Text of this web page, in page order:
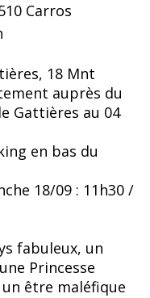
Carros
18 Mnt
auprès du
Gattières au 04
en bas du
18/09 : 11h30 /
fabuleux, un
Princesse
être maléfique